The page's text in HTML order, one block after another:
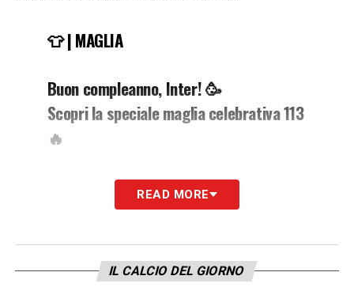
👕 | MAGLIA
Buon compleanno, Inter! 🥳
Scopri la speciale maglia celebrativa 113
🔥
https://t.co/4XRzJcvsqD#Inter113
pic.twitter.com/2pTaNDxI8m
— Inter (@Inter)March 9, 2021
READ MORE
IL CALCIO DEL GIORNO